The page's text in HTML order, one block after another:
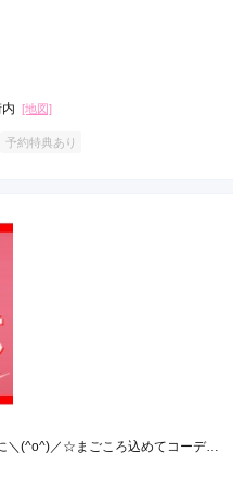
[地図]
予約特典あり
＼(^o^)／☆まごころ込めてコーディ